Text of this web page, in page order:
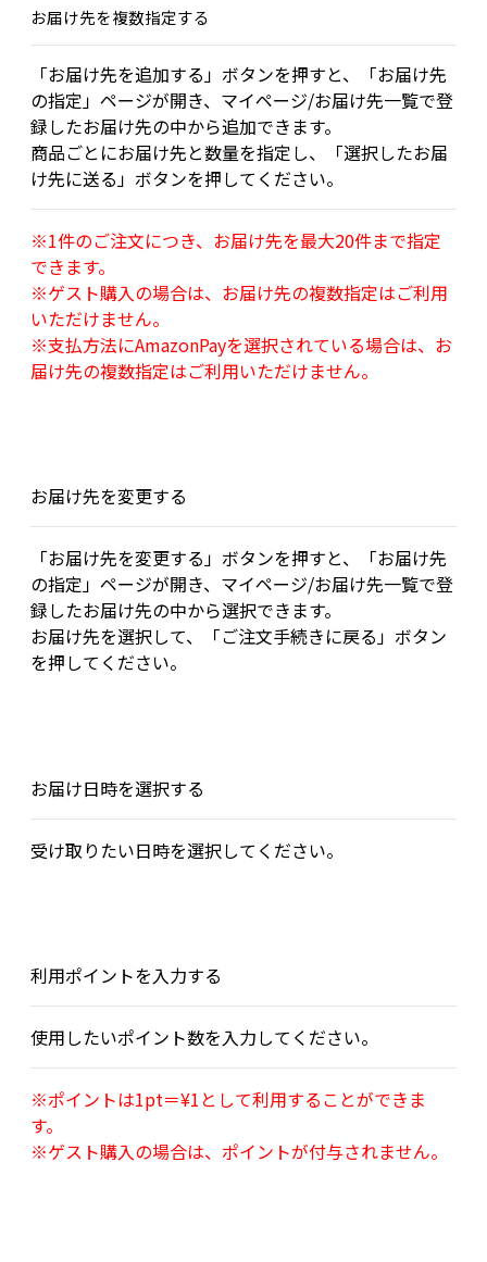
お届け先を複数指定する
「お届け先を追加する」ボタンを押すと、「お届け先
の指定」ページが開き、マイページ/お届け先一覧で登
録したお届け先の中から追加できます。
商品ごとにお届け先と数量を指定し、「選択したお届
け先に送る」ボタンを押してください。
※1件のご注文につき、お届け先を最大20件まで指定
できます。
※ゲスト購入の場合は、お届け先の複数指定はご利用
いただけません。
※支払方法にAmazonPayを選択されている場合は、お
届け先の複数指定はご利用いただけません。
お届け先を変更する
「お届け先を変更する」ボタンを押すと、「お届け先
の指定」ページが開き、マイページ/お届け先一覧で登
録したお届け先の中から選択できます。
お届け先を選択して、「ご注文手続きに戻る」ボタン
を押してください。
お届け日時を選択する
受け取りたい日時を選択してください。
利用ポイントを入力する
使用したいポイント数を入力してください。
※ポイントは1pt＝¥1として利用することができま
す。
※ゲスト購入の場合は、ポイントが付与されません。